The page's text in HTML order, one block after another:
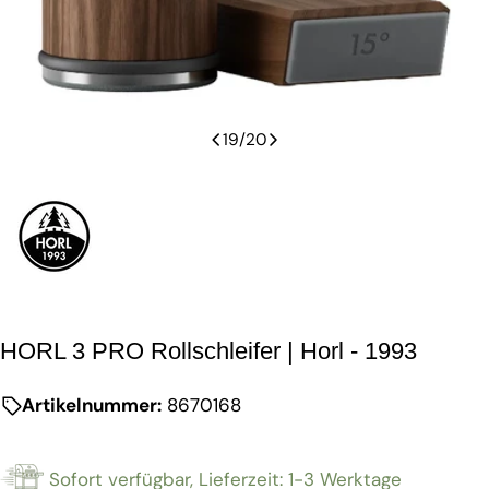
19/20
HORL 3 PRO Rollschleifer | Horl - 1993
Artikelnummer: 8670168
Sofort verfügbar, Lieferzeit: 1-3 Werktage